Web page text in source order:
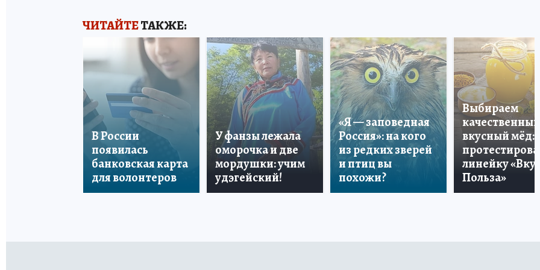
ЧИТАЙТЕТАКЖЕ:
В России
появилась
банковская карта
для волонтеров
У фанзы лежала
оморочка и две
мордушки: учим
удэгейский!
«Я — заповедная
Россия»: на кого
из редких зверей
и птиц вы
похожи?
Выбираем
качественный
вкусный мёд:
линейку «Вкус
Польза»